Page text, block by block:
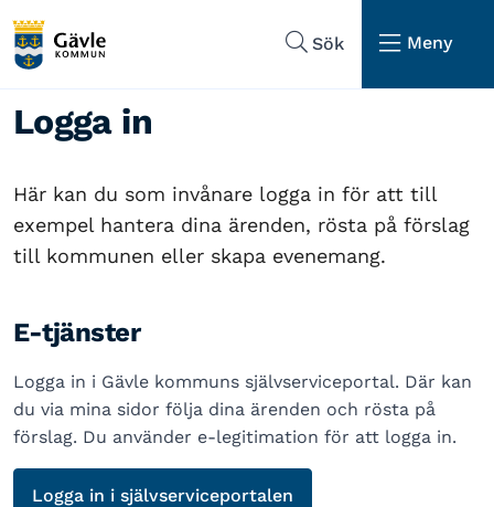
Sök
Meny
Logga in
Här kan du som invånare logga in för att till
exempel hantera dina ärenden, rösta på förslag
till kommunen eller skapa evenemang.
E-tjänster
Logga in i Gävle kommuns självserviceportal. Där kan
du via mina sidor följa dina ärenden och rösta på
förslag. Du använder e-legitimation för att logga in.
Logga in i självserviceportalen